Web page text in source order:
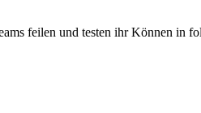
feilen und testen ihr Können in